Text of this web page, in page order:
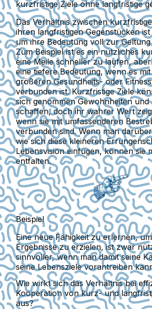
kurzfristige Ziele ohne langfristige
Das Verhältnis zwischen
ihren langfristigen Gegenstücken
um ihre Bedeutung voll zur
Zum Beispiel ist es ein nützliches
eine Meile schneller zu laufen,
eine tiefere Bedeutung, wenn es
größeren Gesundheits- oder
verbunden ist. Kurzfristige Ziele
sich genommen Gewohnheiten und
schaffen, doch ihr wahrer Wert
wenn sie mit umfassenderen
verbunden sind. Wenn man
wie sich diese kleineren
Lebensvision einfügen, können sie
entfalten.
Beispiel
Eine neue Fähigkeit zu erlernen,
Ergebnisse zu erzielen, ist zwar
sinnvoller, wenn man damit seine
seine Lebensziele vorantreiben
Wie wirkt sich das Verhältnis bei
Kooperation von kurz- und
aus?